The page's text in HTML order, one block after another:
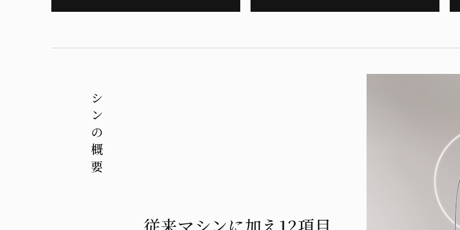
マシンの概要
従来マシンに加え12項目